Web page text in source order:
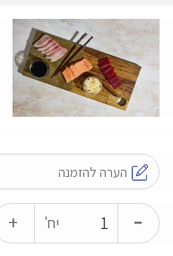
דגים
-
כמות
של
יח' +